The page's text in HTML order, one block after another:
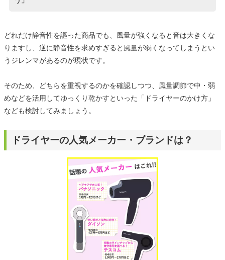
どれだけ静音性を謳った商品でも、風量が強くなると音は大きくな
りますし、逆に静音性を求めすぎると風量が弱くなってしまうとい
うジレンマがあるのが現状です。
そのため、どちらを重視するのかを確認しつつ、風量調節で中・弱
めなどを活用してゆっくり乾かすといった「ドライヤーのかけ方」
なども検討してみましょう。
ドライヤーの人気メーカー・ブランドは？